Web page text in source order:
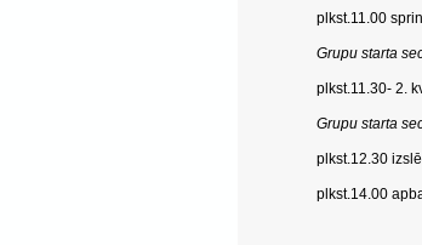
plkst.11.00
Grupu starta
plkst.11.30- 2.
Grupu starta
plkst.12.30
plkst.14.00